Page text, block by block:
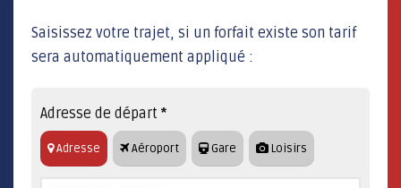
Saisissez votre trajet, si un forfait existe son tarif
sera automatiquement appliqué :
Adresse de départ *
Adresse Aéroport Gare Loisirs